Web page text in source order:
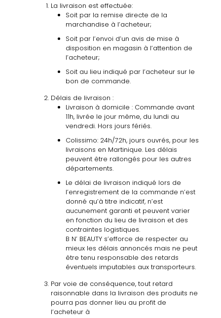
La livraison est effectuée:
Soit par la remise directe de la
marchandise à l’acheteur;
Soit par l’envoi d’un avis de mise à
disposition en magasin à l’attention de
l’acheteur;
Soit au lieu indiqué par l’acheteur sur le
bon de commande.
Délais de livraison :
Livraison à domicile : Commande avant
11h, livrée le jour même, du lundi au
vendredi. Hors jours fériés.
Colissimo: 24h/72h, jours ouvrés, pour les
livraisons en Martinique. Les délais
peuvent être rallongés pour les autres
départements.
Le délai de livraison indiqué lors de
l’enregistrement de la commande n’est
donné qu’à titre indicatif, n’est
aucunement garanti et peuvent varier
en fonction du lieu de livraison et des
contraintes logistiques.
B N’ BEAUTY s’efforce de respecter au
mieux les délais annoncés mais ne peut
être tenu responsable des retards
éventuels imputables aux transporteurs.
Par voie de conséquence, tout retard
raisonnable dans la livraison des produits ne
pourra pas donner lieu au profit de
l’acheteur à